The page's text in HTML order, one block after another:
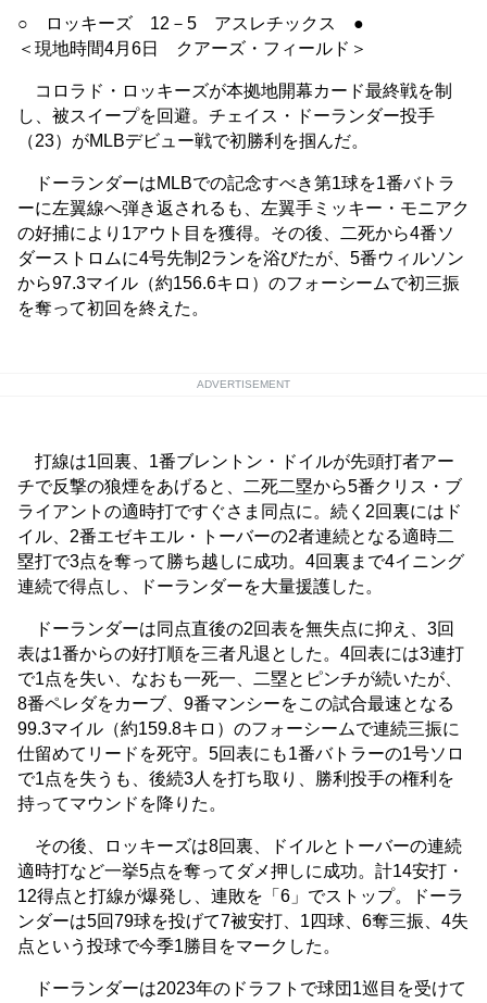
○ ロッキーズ 12－5 アスレチックス ●
＜現地時間4月6日 クアーズ・フィールド＞
コロラド・ロッキーズが本拠地開幕カード最終戦を制
し、被スイープを回避。チェイス・ドーランダー投手
（23）がMLBデビュー戦で初勝利を掴んだ。
ドーランダーはMLBでの記念すべき第1球を1番バトラ
ーに左翼線へ弾き返されるも、左翼手ミッキー・モニアク
の好捕により1アウト目を獲得。その後、二死から4番ソ
ダーストロムに4号先制2ランを浴びたが、5番ウィルソン
から97.3マイル（約156.6キロ）のフォーシームで初三振
を奪って初回を終えた。
ADVERTISEMENT
打線は1回裏、1番ブレントン・ドイルが先頭打者アー
チで反撃の狼煙をあげると、二死二塁から5番クリス・ブ
ライアントの適時打ですぐさま同点に。続く2回裏にはド
イル、2番エゼキエル・トーバーの2者連続となる適時二
塁打で3点を奪って勝ち越しに成功。4回裏まで4イニング
連続で得点し、ドーランダーを大量援護した。
ドーランダーは同点直後の2回表を無失点に抑え、3回
表は1番からの好打順を三者凡退とした。4回表には3連打
で1点を失い、なおも一死一、二塁とピンチが続いたが、
8番ペレダをカーブ、9番マンシーをこの試合最速となる
99.3マイル（約159.8キロ）のフォーシームで連続三振に
仕留めてリードを死守。5回表にも1番バトラーの1号ソロ
で1点を失うも、後続3人を打ち取り、勝利投手の権利を
持ってマウンドを降りた。
その後、ロッキーズは8回裏、ドイルとトーバーの連続
適時打など一挙5点を奪ってダメ押しに成功。計14安打・
12得点と打線が爆発し、連敗を「6」でストップ。ドーラ
ンダーは5回79球を投げて7被安打、1四球、6奪三振、4失
点という投球で今季1勝目をマークした。
ドーランダーは2023年のドラフトで球団1巡目を受けて